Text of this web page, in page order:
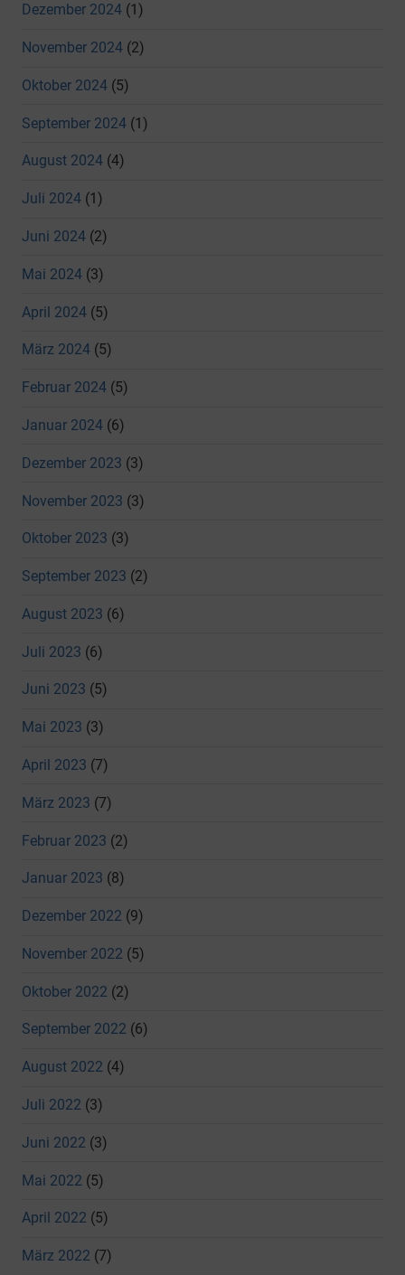
Dezember 2024 (1)
November 2024 (2)
Oktober 2024 (5)
September 2024 (1)
August 2024 (4)
Juli 2024 (1)
Juni 2024 (2)
Mai 2024 (3)
April 2024 (5)
März 2024 (5)
Februar 2024 (5)
Januar 2024 (6)
Dezember 2023 (3)
November 2023 (3)
Oktober 2023 (3)
September 2023 (2)
August 2023 (6)
Juli 2023 (6)
Juni 2023 (5)
Mai 2023 (3)
April 2023 (7)
März 2023 (7)
Februar 2023 (2)
Januar 2023 (8)
Dezember 2022 (9)
November 2022 (5)
Oktober 2022 (2)
September 2022 (6)
August 2022 (4)
Juli 2022 (3)
Juni 2022 (3)
Mai 2022 (5)
April 2022 (5)
März 2022 (7)